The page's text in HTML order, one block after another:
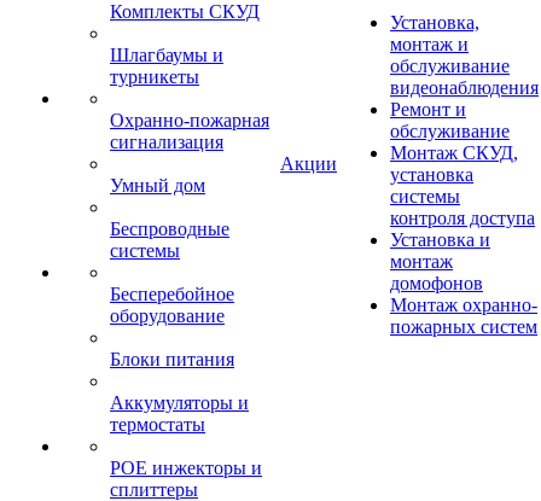
Комплекты СКУД
Шлагбаумы и
турникеты
Охранно-пожарная
сигнализация
Умный дом
Беспроводные
системы
Бесперебойное
оборудование
Блоки питания
Аккумуляторы и
термостаты
POE инжекторы и
сплиттеры
Акции
Установка,
монтаж и
обслуживание
видеонаблюдения
Ремонт и
обслуживание
Монтаж СКУД,
установка
системы
контроля доступа
Установка и
монтаж
домофонов
Монтаж охранно-
пожарных систем